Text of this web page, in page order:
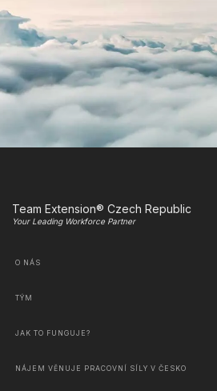
Team Extension® Czech Republic
Your Leading Workforce Partner
O NÁS
TÝM
JAK TO FUNGUJE?
NÁJEM VĚNUJE PRACOVNÍ SÍLY V ČESKO